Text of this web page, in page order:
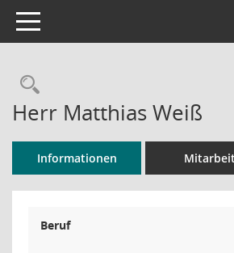
Toggle navigation
Rechercheauswahl
Herr Matthias Weiß
Informationen Mitarbeit
Beruf